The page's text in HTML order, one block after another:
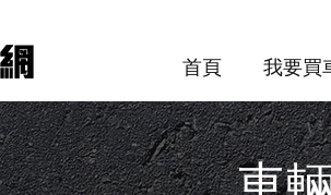
首頁 我要買